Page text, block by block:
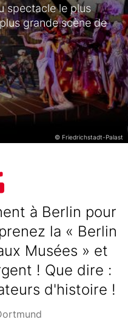
© Friedrichstadt-Palast
spectacle le plus
grande scène de
à Berlin pour
la « Berlin
Musées » et
! Que dire :
d'histoire !